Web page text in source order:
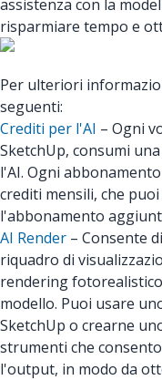
assistenza con la
risparmiare tempo e
Per ulteriori
seguenti:
Crediti per l'AI – Ogni
SketchUp, consumi
l'AI. Ogni
crediti mensili, che
l'abbonamento
AI Render – Consente
riquadro di
rendering
modello. Puoi usare
SketchUp o crearne
strumenti che
l'output, in modo da